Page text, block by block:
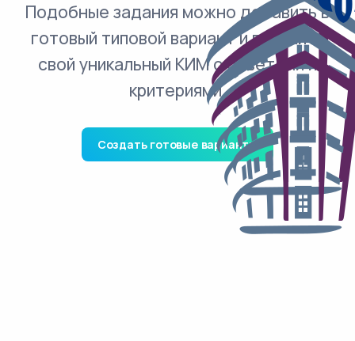
Подобные задания можно добавить в
готовый типовой вариант и получить
свой уникальный КИМ с ответами и
критериями.
Создать готовые варианты